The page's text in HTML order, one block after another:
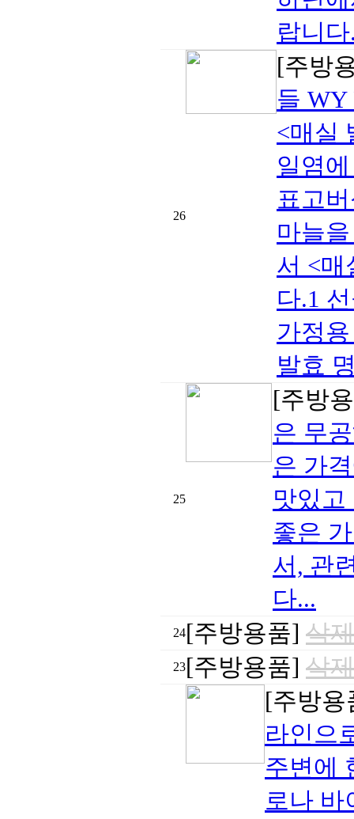
랍니
26
[주방
들 WY
<매실
일염
표고
마늘
서 <매
다.1
가정
발효
25
[주방
은 무
은 가
맛있
좋은
서, 관
다...
24[주방용품] 삭
23[주방용품] 삭
[주방
라인으
주변에
로나 바